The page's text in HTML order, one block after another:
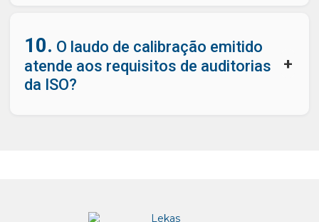
10. O laudo de calibração emitido
atende aos requisitos de auditorias
da ISO?
+